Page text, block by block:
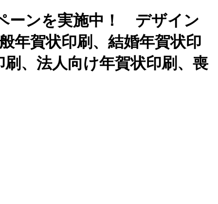
ーンを実施中！ デザイン
年賀状印刷、結婚年賀状印
、法人向け年賀状印刷、喪